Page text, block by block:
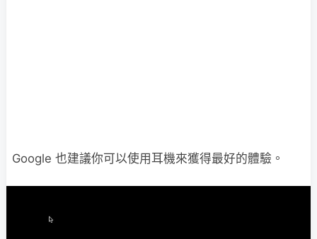
Google 也建議你可以使用耳機來獲得最好的體驗。